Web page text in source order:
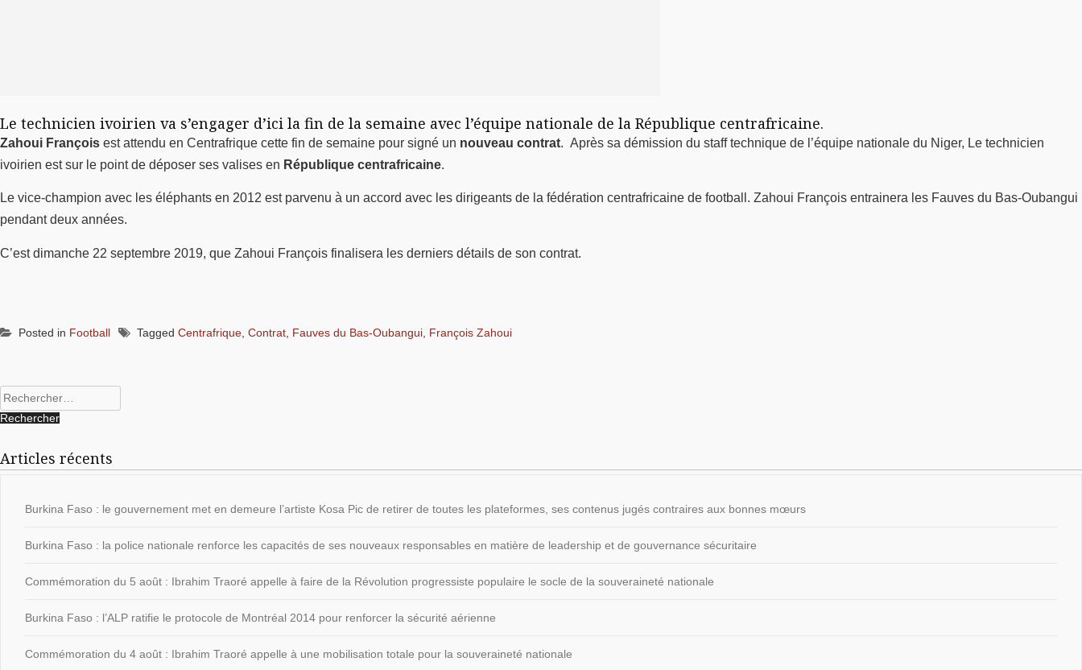
Le technicien ivoirien va s’engager d’ici la fin de la semaine avec l’équipe nationale de la République centrafricaine.
Zahoui François est attendu en Centrafrique cette fin de semaine pour signé un nouveau contrat. Après sa démission du staff technique de l’équipe nationale du Niger, Le technicien
ivoirien est sur le point de déposer ses valises en République centrafricaine.
Le vice-champion avec les éléphants en 2012 est parvenu à un accord avec les dirigeants de la fédération centrafricaine de football. Zahoui François entrainera les Fauves du Bas-Oubangui
pendant deux années.
C’est dimanche 22 septembre 2019, que Zahoui François finalisera les derniers détails de son contrat.
Posted in Football Tagged Centrafrique Contrat Fauves du Bas-Oubangui François Zahoui
Rechercher :
Articles récents
Burkina Faso : le gouvernement met en demeure l’artiste Kosa Pic de retirer de toutes les plateformes, ses contenus jugés contraires aux bonnes mœurs
Burkina Faso : la police nationale renforce les capacités de ses nouveaux responsables en matière de leadership et de gouvernance sécuritaire
Commémoration du 5 août : Ibrahim Traoré appelle à faire de la Révolution progressiste populaire le socle de la souveraineté nationale
Burkina Faso : l’ALP ratifie le protocole de Montréal 2014 pour renforcer la sécurité aérienne
Commémoration du 4 août : Ibrahim Traoré appelle à une mobilisation totale pour la souveraineté nationale